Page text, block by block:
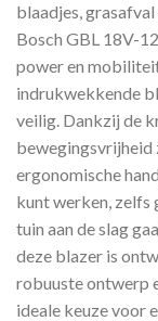
blaadjes,
Bosch GBL 18V-
power en
indrukwekkende
veilig. Dankzij de
bewegingsvrijheid
ergonomische
kunt werken, zelfs
tuin aan de slag
deze blazer is
robuuste ontwerp
ideale keuze voor